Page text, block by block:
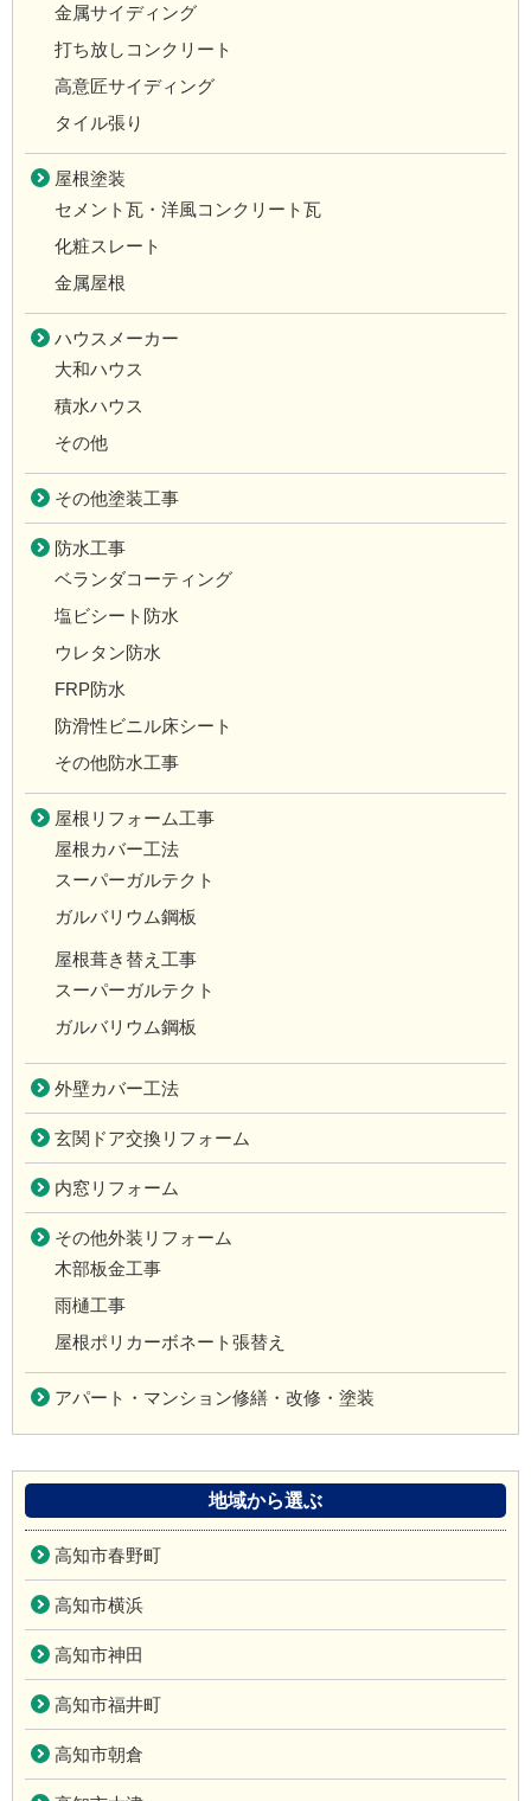
金属サイディング
打ち放しコンクリート
高意匠サイディング
タイル張り
屋根塗装
セメント瓦・洋風コンクリート瓦
化粧スレート
金属屋根
ハウスメーカー
大和ハウス
積水ハウス
その他
その他塗装工事
防水工事
ベランダコーティング
塩ビシート防水
ウレタン防水
FRP防水
防滑性ビニル床シート
その他防水工事
屋根リフォーム工事
屋根カバー工法
スーパーガルテクト
ガルバリウム鋼板
屋根葺き替え工事
スーパーガルテクト
ガルバリウム鋼板
外壁カバー工法
玄関ドア交換リフォーム
内窓リフォーム
その他外装リフォーム
木部板金工事
雨樋工事
屋根ポリカーボネート張替え
アパート・マンション修繕・改修・塗装
地域から選ぶ
高知市春野町
高知市横浜
高知市神田
高知市福井町
高知市朝倉